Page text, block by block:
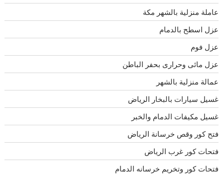
عاملة منزلية بالشهر مكة
عزل اسطح بالدمام
عزل فوم
عزل مائى وحرارى بحفر الباطن
عمالة منزلية بالشهر
غسيل سيارات بالبخار الرياض
غسيل مكيفات الدمام والخبر
فتح كور وقص خرسانة الرياض
فتحات كور غرب الرياض
فتحات كور وتخريم خرسانه الدمام